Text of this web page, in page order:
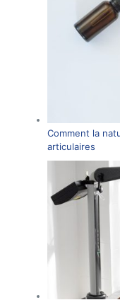
Comment la
articulaires